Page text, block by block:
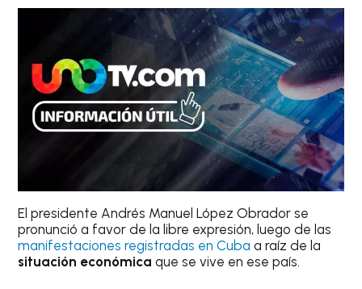
El presidente Andrés Manuel López Obrador se
pronunció a favor de la libre expresión, luego de las
manifestaciones registradas en Cuba a raíz de la
situación económica que se vive en ese país.